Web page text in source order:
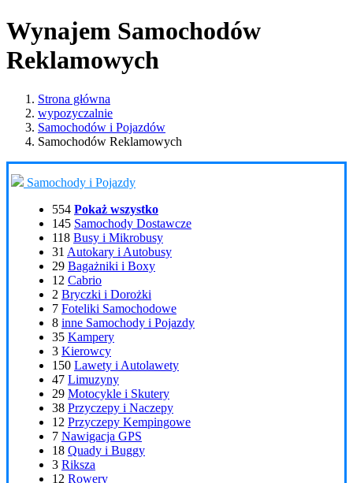
Wynajem Samochodów
Reklamowych
Strona główna
wypozyczalnie
Samochodów i Pojazdów
Samochodów Reklamowych
Samochody i Pojazdy
554 Pokaż wszystko
145 Samochody Dostawcze
118 Busy i Mikrobusy
31 Autokary i Autobusy
29 Bagażniki i Boxy
12 Cabrio
2 Bryczki i Dorożki
7 Foteliki Samochodowe
8 inne Samochody i Pojazdy
35 Kampery
3 Kierowcy
150 Lawety i Autolawety
47 Limuzyny
29 Motocykle i Skutery
38 Przyczepy i Naczepy
12 Przyczepy Kempingowe
7 Nawigacja GPS
18 Quady i Buggy
3 Riksza
12 Rowery